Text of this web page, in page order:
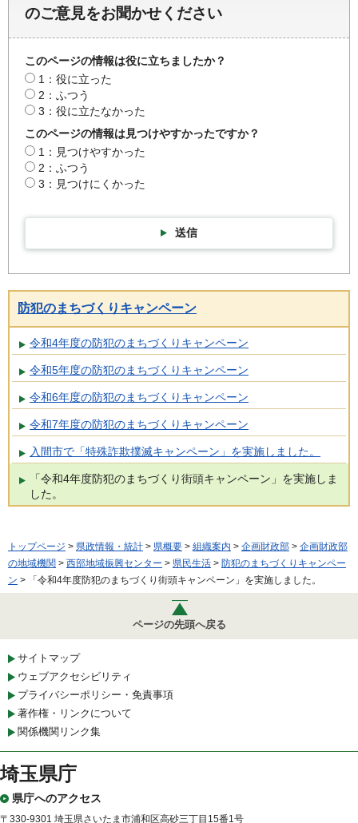
のご意見をお聞かせください
このページの情報は役に立ちましたか？
1：役に立った
2：ふつう
3：役に立たなかった
このページの情報は見つけやすかったですか？
1：見つけやすかった
2：ふつう
3：見つけにくかった
送信
防犯のまちづくりキャンペーン
令和4年度の防犯のまちづくりキャンペーン
令和5年度の防犯のまちづくりキャンペーン
令和6年度の防犯のまちづくりキャンペーン
令和7年度の防犯のまちづくりキャンペーン
入間市で「特殊詐欺撲滅キャンペーン」を実施しました。
「令和4年度防犯のまちづくり街頭キャンペーン」を実施しま
した。
トップページ > 県政情報・統計 > 県概要 > 組織案内 > 企画財政部 > 企画財政部
の地域機関 > 西部地域振興センター > 県民生活 > 防犯のまちづくりキャンペー
ン > 「令和4年度防犯のまちづくり街頭キャンペーン」を実施しました。
ページの先頭へ戻る
サイトマップ
ウェブアクセシビリティ
プライバシーポリシー・免責事項
著作権・リンクについて
関係機関リンク集
埼玉県庁
県庁へのアクセス
〒330-9301 埼玉県さいたま市浦和区高砂三丁目15番1号